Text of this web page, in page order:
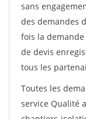
sans
des demandes
fois la
de devis
tous les
Toutes les
service Qualité